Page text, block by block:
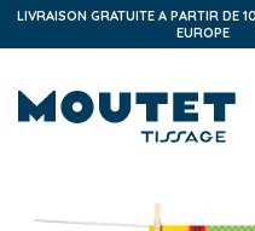
LIVRAISON GRATUITE A PARTIR DE
EUROPE